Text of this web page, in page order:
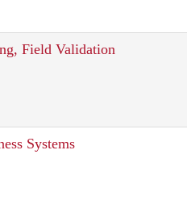
Field Validation
Systems